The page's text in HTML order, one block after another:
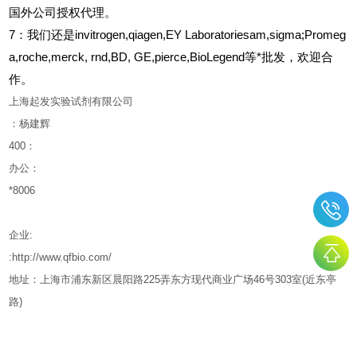
国外公司授权代理。
7：我们还是invitrogen,qiagen,EY Laboratoriesam,sigma;Promeg
a,roche,merck, rnd,BD, GE,pierce,BioLegend等*批发，欢迎合
作。
上海起发实验试剂有限公司
：杨建辉
400 ：
办公：
*8006
企业:
:http://www.qfbio.com/
地址：上海市浦东新区晨阳路225弄东方现代商业广场46号303室(近东亭
路)